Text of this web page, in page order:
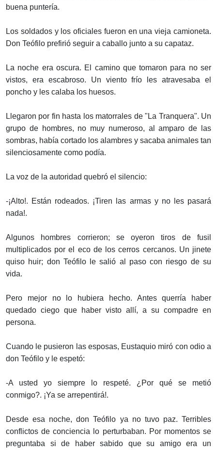
buena puntería.
Los soldados y los oficiales fueron en una vieja camioneta.
Don Teófilo prefirió seguir a caballo junto a su capataz.
La noche era oscura. El camino que tomaron para no ser
vistos, era escabroso. Un viento frío les atravesaba el
poncho y les calaba los huesos.
Llegaron por fin hasta los matorrales de "La Tranquera". Un
grupo de hombres, no muy numeroso, al amparo de las
sombras, había cortado los alambres y sacaba animales tan
silenciosamente como podía.
La voz de la autoridad quebró el silencio:
-¡Alto!. Están rodeados. ¡Tiren las armas y no les pasará
nada!.
Algunos hombres corrieron; se oyeron tiros de fusil
multiplicados por el eco de los cerros cercanos. Un jinete
quiso huir; don Teófilo le salió al paso con riesgo de su
vida.
Pero mejor no lo hubiera hecho. Antes querría haber
quedado ciego que haber visto allí, a su compadre en
persona.
Cuando le pusieron las esposas, Eustaquio miró con odio a
don Teófilo y le espetó:
-A usted yo siempre lo respeté. ¿Por qué se metió
conmigo?. ¡Ya se arrepentirá!.
Desde esa noche, don Teófilo ya no tuvo paz. Terribles
conflictos de conciencia lo perturbaban. Por momentos se
preguntaba si de haber sabido que su amigo era un